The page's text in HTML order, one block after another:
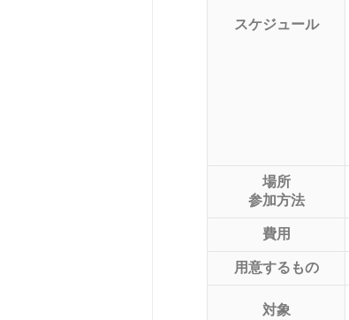
スケジュール
場所
参加方法
費用
用意するもの
対象